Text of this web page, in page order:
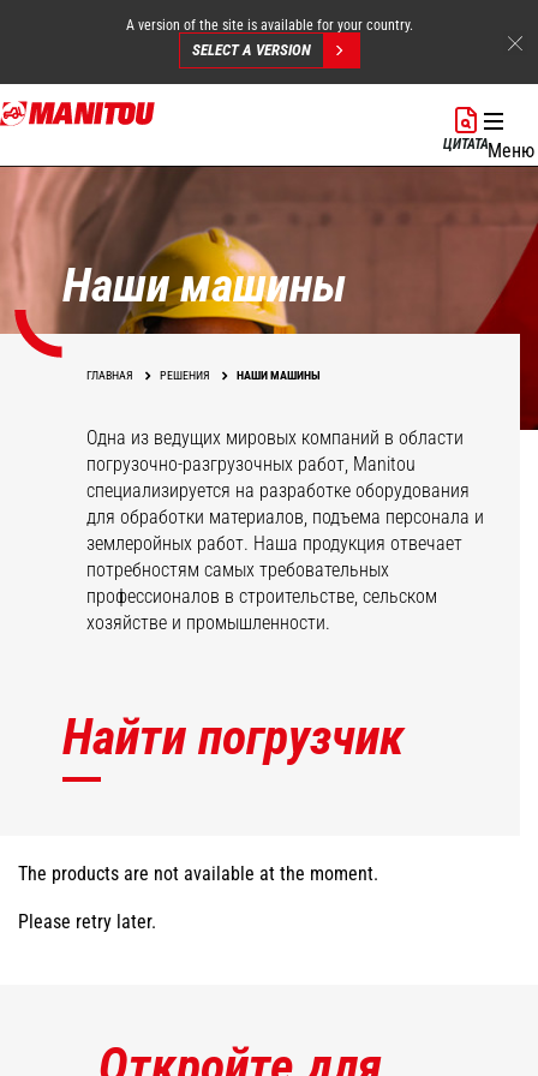
Перейти
к
содержанию
A version of the site is available for your country.
SELECT A VERSION
ЦИТАТАМеню
Наши машины
ГЛАВНАЯ РЕШЕНИЯ НАШИ МАШИНЫ
Одна из ведущих мировых компаний в области
погрузочно-разгрузочных работ, Manitou
специализируется на разработке оборудования
для обработки материалов, подъема персонала и
землеройных работ. Наша продукция отвечает
потребностям самых требовательных
профессионалов в строительстве, сельском
хозяйстве и промышленности.
Найти погрузчик
The products are not available at the moment.
Please retry later.